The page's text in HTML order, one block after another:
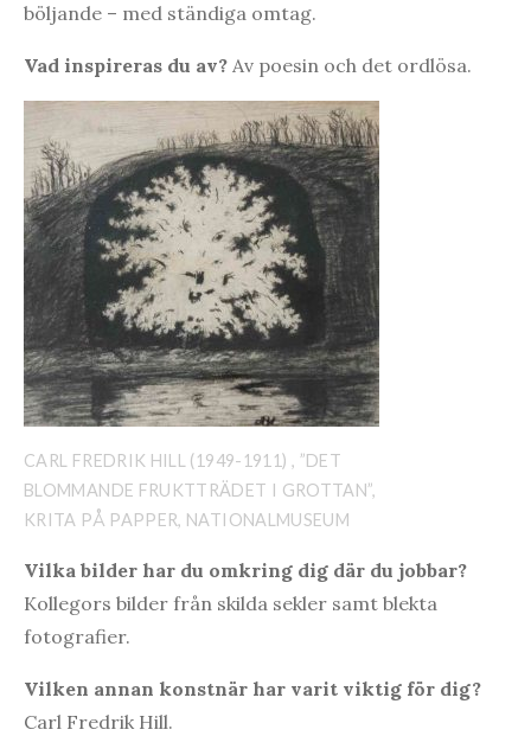
böljande – med ständiga omtag.
Vad inspireras du av? Av poesin och det ordlösa.
CARL FREDRIK HILL (1949-1911) , ”DET
BLOMMANDE FRUKTTRÄDET I GROTTAN”,
KRITA PÅ PAPPER, NATIONALMUSEUM
Vilka bilder har du omkring dig där du jobbar?
Kollegors bilder från skilda sekler samt blekta
fotografier.
Vilken annan konstnär har varit viktig för dig?
Carl Fredrik Hill.